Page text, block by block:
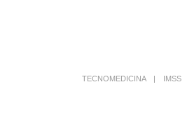
TECNOMEDICINA IMSS